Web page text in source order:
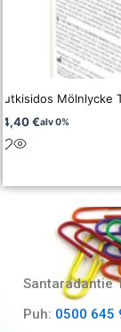
Mölnlycke
€alv 0%
Santaradantie
Puh: 0500 645